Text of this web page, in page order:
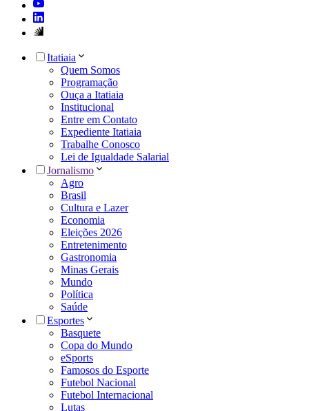
Itatiaia
Quem Somos
Programação
Ouça a Itatiaia
Institucional
Entre em Contato
Expediente Itatiaia
Trabalhe Conosco
Lei de Igualdade Salarial
Jornalismo
Agro
Brasil
Cultura e Lazer
Economia
Eleições 2026
Entretenimento
Gastronomia
Minas Gerais
Mundo
Política
Saúde
Esportes
Basquete
Copa do Mundo
eSports
Famosos do Esporte
Futebol Nacional
Futebol Internacional
Lutas